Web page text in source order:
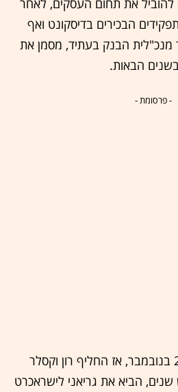
להוביל את תחום העסקים, לאחר
הבכירים בדיסקונט ואף
מנכ"לית הבנק בעתיד, מסמן את
הבאות.
- פרסומת -
עוז, שנכנס לתפקידו ב-28 בנובמבר, אז החליף רון וקסלר
הביא את גריאני לישראכרט